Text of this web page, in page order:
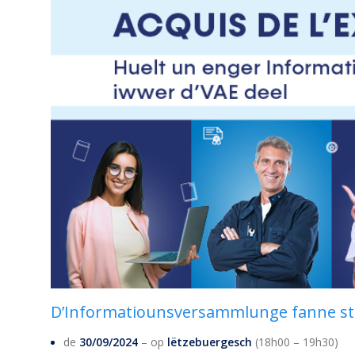
D’Informatiounsversammlunge fanne
de 30/09/2024 – op lëtzebuergesch (18h00 – 19h30)